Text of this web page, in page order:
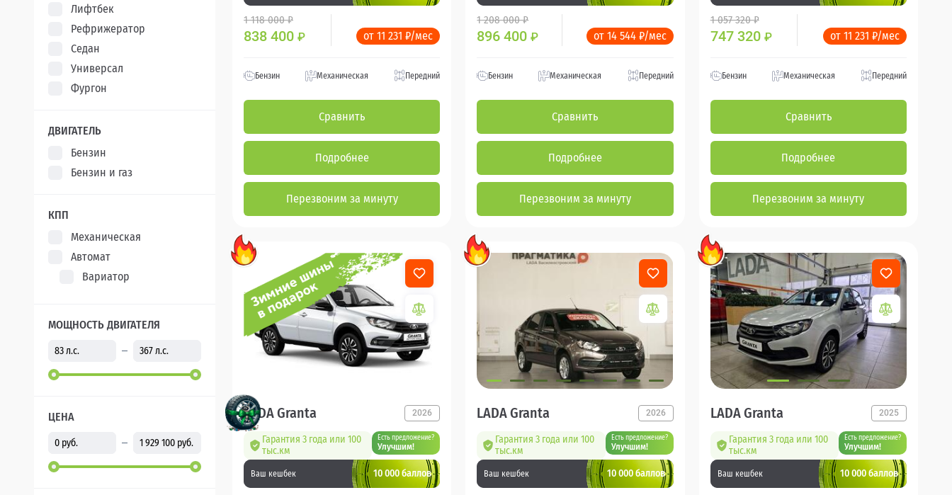
Лифтбек
Рефрижератор
Седан
Универсал
Фургон
ДВИГАТЕЛЬ
Бензин
Бензин и газ
КПП
Механическая
Автомат
Вариатор
МОЩНОСТЬ ДВИГАТЕЛЯ
ЦЕНА
1 118 000 ₽
838 400 ₽ от 11 231 ₽/мес
Бензин Механическая Передний
Сравнить
Подробнее
Перезвоним за минуту
1 208 000 ₽
896 400₽ от 14 544 ₽/мес
Бензин Механическая Передний
Сравнить
Подробнее
Перезвоним за минуту
1 057 320 ₽
747 320 ₽ от 11 231 ₽/мес
Бензин Механическая Передний
Сравнить
Подробнее
Перезвоним за минуту
LADA Granta 2026
Гарантия 3 года или 100
тыс.км
Есть предложение?
Улучшим!
Ваш кешбек 10 000 баллов
LADA Granta 2026
Гарантия 3 года или 100
тыс.км
Есть предложение?
Улучшим!
Ваш кешбек 10 000 баллов
LADA Granta 2025
Гарантия 3 года или 100
тыс.км
Есть предложение?
Улучшим!
Ваш кешбек 10 000 баллов